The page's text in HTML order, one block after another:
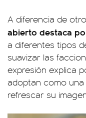
A diferencia de
abierto destaca
a diferentes tipos
suavizar las
expresión explica
adoptan como una
refrescar su